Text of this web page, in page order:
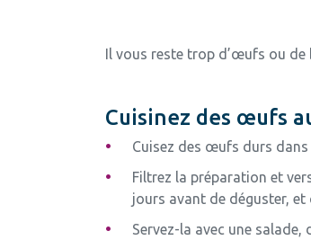
Il vous reste trop d’œufs ou de
Cuisinez des œufs
Cuisez des œufs durs dans
Filtrez la préparation et
jours avant de déguster, et
Servez-la avec une